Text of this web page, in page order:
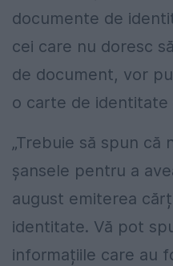
documente de
cei care nu doresc
de document, vor
o carte de identitate
„Trebuie să spun că
șansele pentru a
august emiterea
identitate. Vă pot
informațiile care au